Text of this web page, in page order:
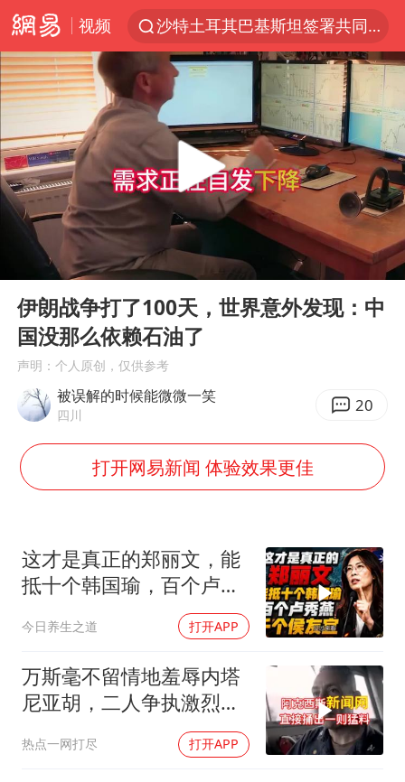
视频
沙特土耳其巴基斯坦签署共同防务协议
福建泉州市委书记张毅恭被查
全球首个长时储能一体化产业园量产
台风白海豚已进入24小时警戒线
“秋天的第一杯奶茶”6岁了
上海：台风白海豚或将带来龙卷风
四川宜宾高县4.9级地震致1死
国乒男单横滨冠军赛全军覆没
38岁演员求职万岁山NPC成功
胡彦斌获《歌手2026》歌王
U17国足三连胜晋级明日之星半决赛
美股存储板块集体大跌
中巨芯：上半年归母净利润1405.77万元
日本试射“战斧”导弹，国防部回应
名创优品回应女子吐槽内裤质量差
百花奖开幕式
胡彦斌韩磊 谁帮谁
夯实基础开新局
Play
00:00 05:46
伊朗战争打了100天，世界意外发现：中
国没那么依赖石油了
声明：个人原创，仅供参考
被误解的时候能微微一笑
四川 20
打开网易新闻 体验效果更佳
这才是真正的郑丽文，能
抵十个韩国瑜，百个卢秀
今日养生之道 打开APP
万斯毫不留情地羞辱内塔
尼亚胡，二人争执激烈，
热点一网打尽 打开APP